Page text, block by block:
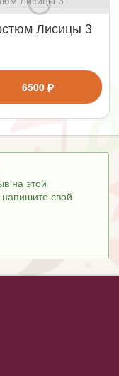
Лисицы 3
6500
на этой
свой